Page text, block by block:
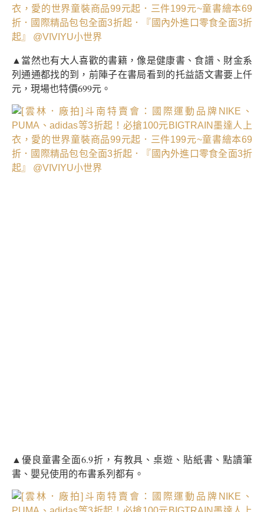
▲當然也有大人喜歡的書籍，像是健康書、食譜、財金系
列通通都找的到，前陣子在書局看到的托益語文書要上仟
元，現場也特價699元。
▲優良童書全面6.9折，有教具、桌遊、貼紙書、點讀筆
書、嬰兒使用的布書系列都有。